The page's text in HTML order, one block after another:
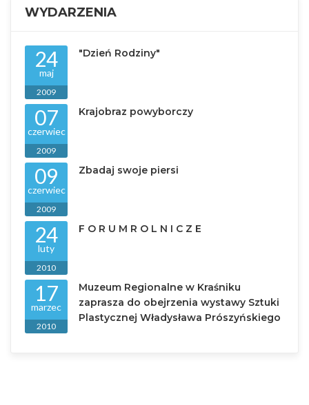
WYDARZENIA
24
maj
2009
"Dzień Rodziny"
07
czerwiec
2009
Krajobraz powyborczy
09
czerwiec
2009
Zbadaj swoje piersi
24
luty
2010
F O R U M R O L N I C Z E
17
marzec
2010
Muzeum Regionalne w Kraśniku
zaprasza do obejrzenia wystawy Sztuki
Plastycznej Władysława Prószyńskiego